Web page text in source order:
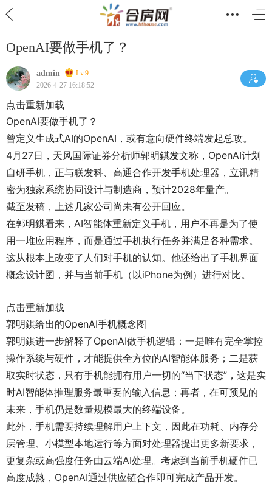
OpenAI要做手机了？
admin
Lv.9
2026-4-27 16:18:52
点击重新加载
OpenAI要做手机了？
曾定义生成式AI的OpenAI，或有意向硬件终端发起总攻。
4月27日，天风国际证券分析师郭明錤发文称，OpenAI计划
自研手机，正与联发科、高通合作开发手机处理器，立讯精
密为独家系统协同设计与制造商，预计2028年量产。
截至发稿，上述几家公司尚未有公开回应。
在郭明錤看来，AI智能体重新定义手机，用户不再是为了使
用一堆应用程序，而是通过手机执行任务并满足各种需求。
这从根本上改变了人们对手机的认知。他还给出了手机界面
概念设计图，并与当前手机（以iPhone为例）进行对比。
点击重新加载
郭明錤给出的OpenAI手机概念图
郭明錤进一步解释了OpenAI做手机逻辑：一是唯有完全掌控
操作系统与硬件，才能提供全方位的AI智能体服务；二是获
取实时状态，只有手机能拥有用户一切的“当下状态”，这是实
时AI智能体推理服务最重要的输入信息；再者，在可预见的
未来，手机仍是数量规模最大的终端设备。
此外，手机需要持续理解用户上下文，因此在功耗、内存分
层管理、小模型本地运行等方面对处理器提出更多新要求，
更复杂或高强度任务由云端AI处理。考虑到当前手机硬件已
高度成熟，OpenAI通过供应链合作即可完成产品开发。